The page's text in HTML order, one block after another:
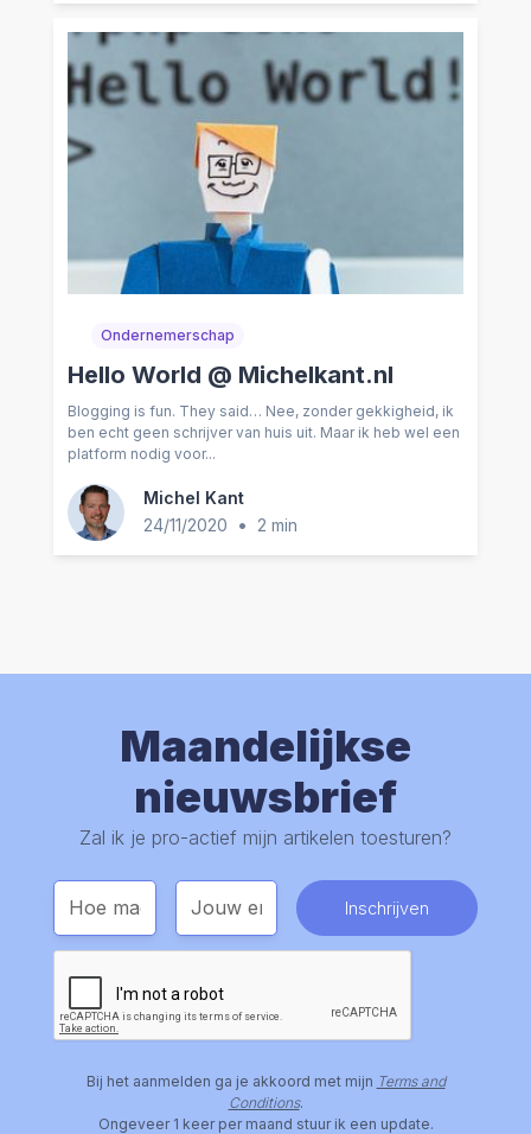
Ondernemerschap
Hello World @ Michelkant.nl
Blogging is fun. They said… Nee, zonder gekkigheid, ik
ben echt geen schrijver van huis uit. Maar ik heb wel een
platform nodig voor...
Michel Kant
24/11/2020
• 2 min
Maandelijkse
nieuwsbrief
Zal ik je pro-actief mijn artikelen toesturen?
Bij het aanmelden ga je akkoord met mijn Terms and
Conditions.
Ongeveer 1 keer per maand stuur ik een update.